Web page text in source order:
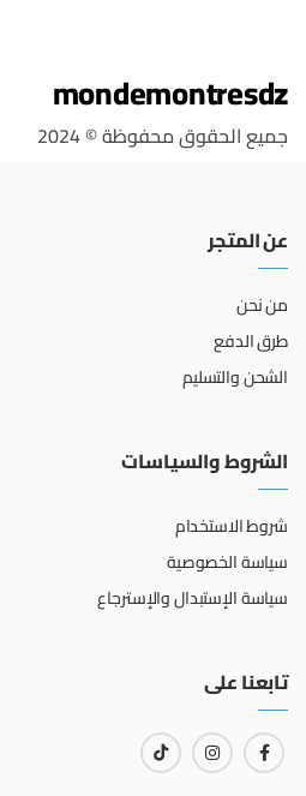
mondemontresdz
جميع الحقوق محفوظة © 2024
عن المتجر
من نحن
طرق الدفع
الشحن والتسليم
الشروط والسياسات
شروط الاستخدام
سياسة الخصوصية
سياسة الإستبدال والإسترجاع
تابعنا على